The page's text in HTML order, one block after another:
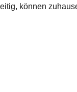
können